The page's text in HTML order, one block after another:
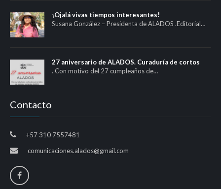
¡Ojalá vivas tiempos interesantes!
Susana González – Presidenta de ALADOS .Editorial…
27 aniversario de ALADOS. Curaduría de cortos
. Con motivo del 27 cumpleaños de…
Contacto
+57 310 7557481
comunicaciones.alados@gmail.com